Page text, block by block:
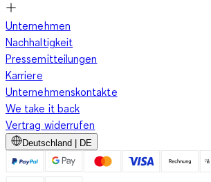
Unternehmen
Nachhaltigkeit
Pressemitteilungen
Karriere
Unternehmenskontakte
We take it back
Vertrag widerrufen
Deutschland | DE